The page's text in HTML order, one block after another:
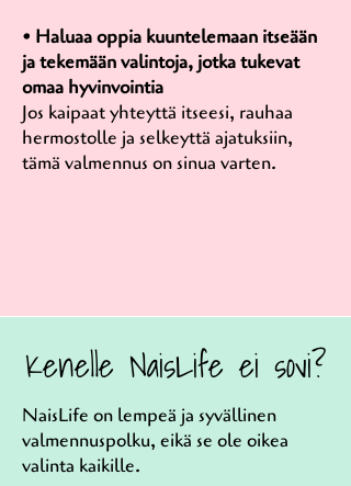
• Haluaa oppia kuuntelemaan itseään
ja tekemään valintoja, jotka tukevat
omaa hyvinvointia
Jos kaipaat yhteyttä itseesi, rauhaa
hermostolle ja selkeyttä ajatuksiin,
tämä valmennus on sinua varten.
Kenelle NaisLife ei sovi?
NaisLife on lempeä ja syvällinen
valmennuspolku, eikä se ole oikea
valinta kaikille.